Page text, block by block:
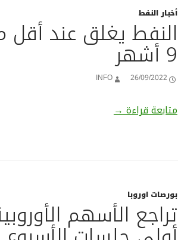
أخبار النفط
النفط يغلق عند
9 أشهر
26/09/2022
INFO
متابعة قراءةالنفط يغلق عند أقل مستوى في 9
→
بورصات اوروبا
تراجع الأسهم